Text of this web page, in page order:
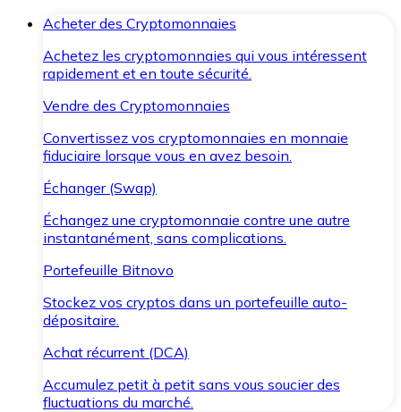
Acheter des Cryptomonnaies
Achetez les cryptomonnaies qui vous intéressent
rapidement et en toute sécurité.
Vendre des Cryptomonnaies
Convertissez vos cryptomonnaies en monnaie
fiduciaire lorsque vous en avez besoin.
Échanger (Swap)
Échangez une cryptomonnaie contre une autre
instantanément, sans complications.
Portefeuille Bitnovo
Stockez vos cryptos dans un portefeuille auto-
dépositaire.
Achat récurrent (DCA)
Accumulez petit à petit sans vous soucier des
fluctuations du marché.